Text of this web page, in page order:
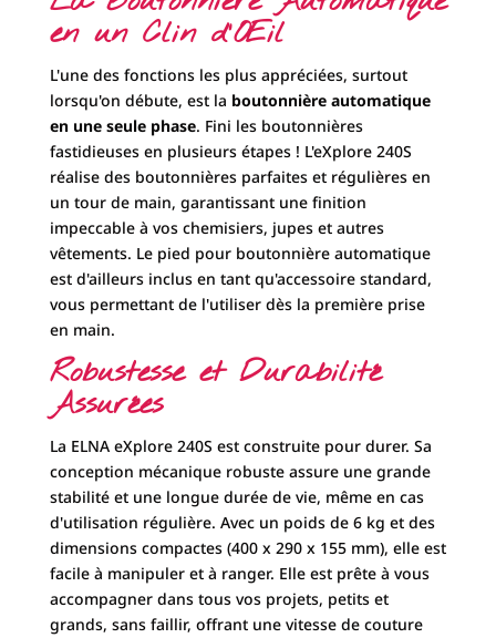
Robustesse et Durabilité
Assurées
La ELNA eXplore 240S est construite pour durer. Sa
conception mécanique robuste assure une grande
stabilité et une longue durée de vie, même en cas
d'utilisation régulière. Avec un poids de 6 kg et des
dimensions compactes (400 x 290 x 155 mm), elle est
facile à manipuler et à ranger. Elle est prête à vous
accompagner dans tous vos projets, petits et
grands, sans faillir, offrant une vitesse de couture
maximale de 840 points/minute pour une efficacité
Libérez Votre Créativité
avec l'ELNA eXplore 240S
En résumé, la ELNA eXplore 240S est bien plus
qu'une simple machine à coudre. C'est un outil
pédagogique, une alliée créative et un
investissement durable. Ne laissez plus vos idées
créatives dans un coin ! Avec la Machine à Coudre
ELNA eXplore 240S, démarrer la couture n'a jamais
été aussi simple et agréable. Commandez la vôtre